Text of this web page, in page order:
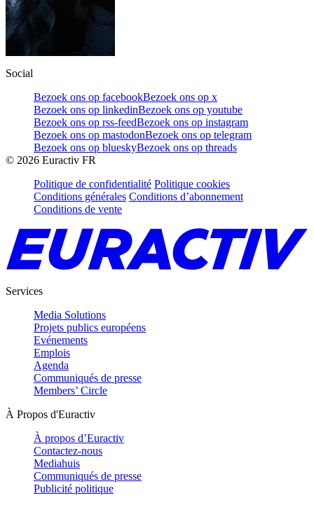
Social
Bezoek ons op facebookBezoek ons op x
Bezoek ons op linkedinBezoek ons op youtube
Bezoek ons op rss-feedBezoek ons op instagram
Bezoek ons op mastodonBezoek ons op telegram
Bezoek ons op blueskyBezoek ons op threads
© 2026 Euractiv FR
Politique de confidentialité Politique cookies
Conditions générales Conditions d’abonnement
Conditions de vente
Services
Media Solutions
Projets publics européens
Evénements
Emplois
Agenda
Communiqués de presse
Members’ Circle
À Propos d'Euractiv
À propos d’Euractiv
Contactez-nous
Mediahuis
Communiqués de presse
Publicité politique